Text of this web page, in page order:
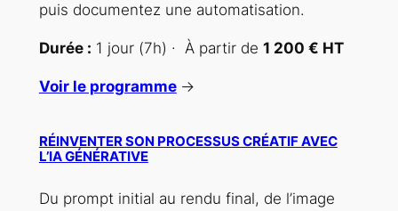
puis documentez une automatisation.
Durée : 1 jour (7h) · À partir de 1 200 € HT
Voir le programme →
RÉINVENTER SON PROCESSUS CRÉATIF AVEC
L’IA GÉNÉRATIVE
Du prompt initial au rendu final, de l’image